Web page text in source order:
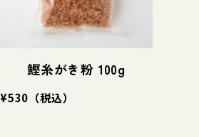
鰹糸がき粉 100g
¥530 （税込）